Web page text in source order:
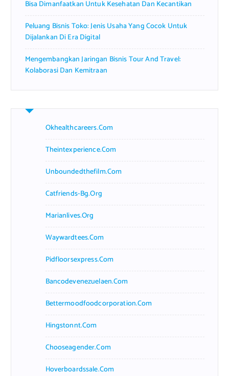
Bisa Dimanfaatkan Untuk Kesehatan Dan Kecantikan
Peluang Bisnis Toko: Jenis Usaha Yang Cocok Untuk
Dijalankan Di Era Digital
Mengembangkan Jaringan Bisnis Tour And Travel:
Kolaborasi Dan Kemitraan
Okhealthcareers.com
Theintexperience.com
Unboundedthefilm.com
Catfriends-Bg.org
Marianlives.org
Waywardtees.com
Pidfloorsexpress.com
Bancodevenezuelaen.com
Bettermoodfoodcorporation.com
Hingstonnt.com
Chooseagender.com
Hoverboardssale.com